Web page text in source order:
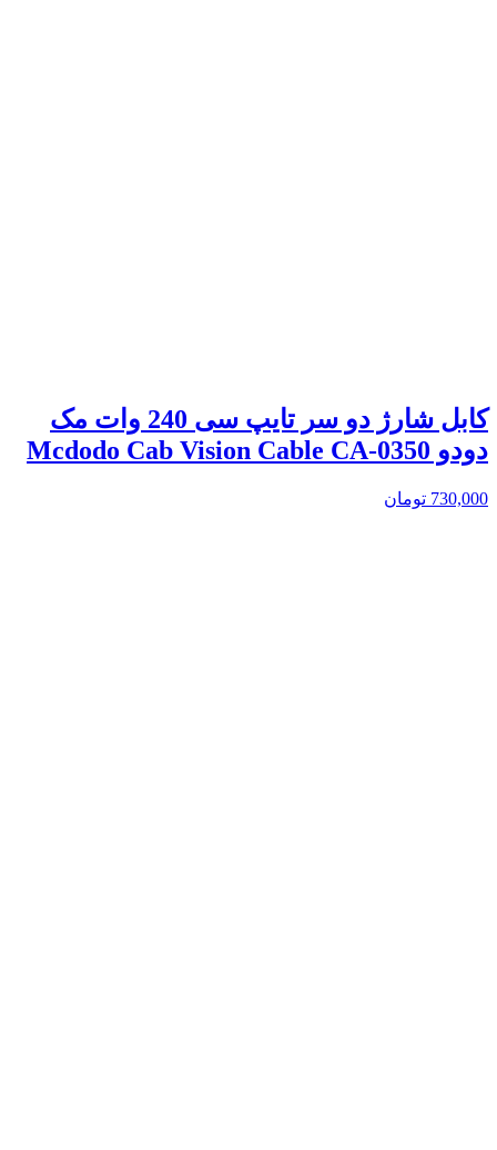
کابل شارژ دو سر تایپ سی 240 وات مک
دودو Mcdodo Cab Vision Cable CA-0350
730,000 تومان